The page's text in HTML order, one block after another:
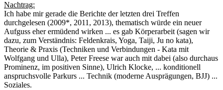
Nachtrag:
Ich habe mir gerade die Berichte der letzten drei Treffen
durchgelesen (2009*, 2011, 2013), thematisch würde ein neuer
Aufguss eher ermüdend wirken ... es gab Körperarbeit (sagen wir
dazu, zum Verständnis: Feldenkrais, Yoga, Taiji, Ju no kata),
Theorie & Praxis (Techniken und Verbindungen - Kata mit
Wolfgang und Ulla), Peter Freese war auch mit dabei (also durchaus
Prominenz, im positiven Sinne), Ulrich Klocke, ... konditionell
anspruchsvolle Parkurs ... Technik (moderne Ausprägungen, BJJ) ...
Soziales.